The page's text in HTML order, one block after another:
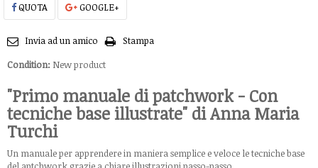
QUOTA GOOGLE+
Invia ad un amico
Stampa
Condition: New product
"Primo manuale di patchwork - Con
tecniche base illustrate" di Anna Maria
Turchi
Un manuale per apprendere in maniera semplice e veloce le tecniche base